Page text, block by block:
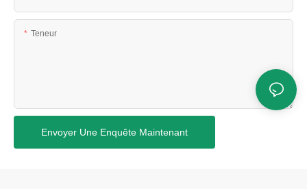
Teneur
Envoyer Une Enquête Maintenant